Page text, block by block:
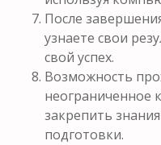
После
узнаете свои
свой успех.
Возможность
неограниченное
закрепить
подготовки.